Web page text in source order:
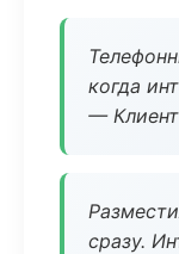
когда
—
сразу.